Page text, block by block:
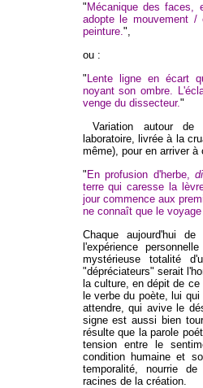
" Mécanique des
adopte le mouvement
peinture.",
ou :
" Lente ligne en écart
noyant son ombre.
venge du dissecteur."
Variation autour de
laboratoire, livrée à la
même), pour en arriver
" En profusion d'herbe,
terre qui caresse la
jour commence aux
ne connaît que le
Chaque aujourd'hui
l'expérience
mystérieuse totalité
"dépréciateurs" serait
la culture, en dépit de
le verbe du poète, lui
attendre, qui avive le
signe est aussi bien
résulte que la parole
tension entre le
condition humaine et
temporalité, nourrie
racines de la création.